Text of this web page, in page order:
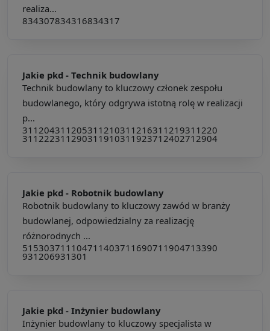
realiza...
834307834316834317
Jakie pkd - Technik budowlany
Technik budowlany to kluczowy członek zespołu
budowlanego, który odgrywa istotną rolę w realizacji
p...
311204311205311210311216311219311220
311222311290311910311923712402712904
Jakie pkd - Robotnik budowlany
Robotnik budowlany to kluczowy zawód w branży
budowlanej, odpowiedzialny za realizację
różnorodnych ...
515303711104711403711690711904713390
931206931301
Jakie pkd - Inżynier budowlany
Inżynier budowlany to kluczowy specjalista w